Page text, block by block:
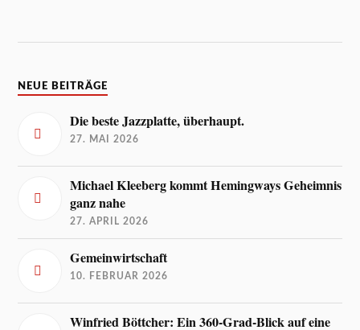
NEUE BEITRÄGE
Die beste Jazzplatte, überhaupt.
27. MAI 2026
Michael Kleeberg kommt Hemingways Geheimnis
ganz nahe
27. APRIL 2026
Gemeinwirtschaft
10. FEBRUAR 2026
Winfried Böttcher: Ein 360-Grad-Blick auf eine